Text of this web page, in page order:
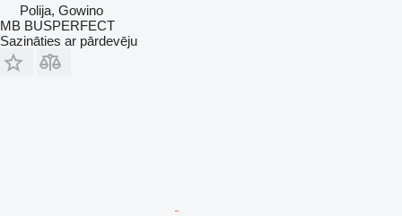
Polija, Gowino
MB BUSPERFECT
Sazināties ar pārdevēju